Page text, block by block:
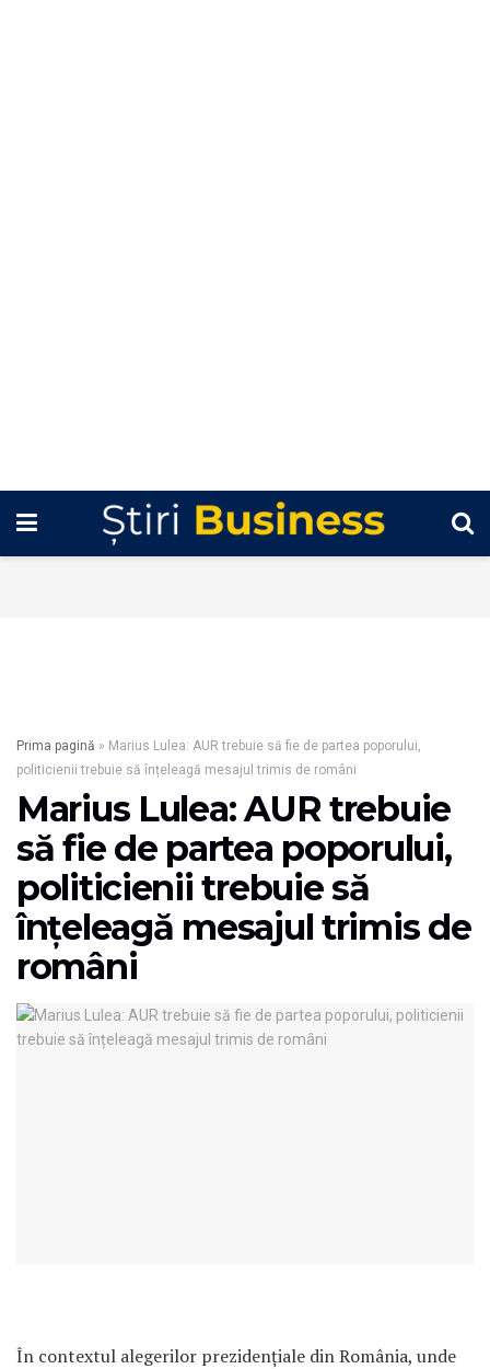
Prima pagină » Marius Lulea: AUR trebuie să fie de partea poporului,
politicienii trebuie să înțeleagă mesajul trimis de români
Marius Lulea: AUR trebuie
să fie de partea poporului,
politicienii trebuie să
înțeleagă mesajul trimis de
români
În contextul alegerilor prezidențiale din România, unde